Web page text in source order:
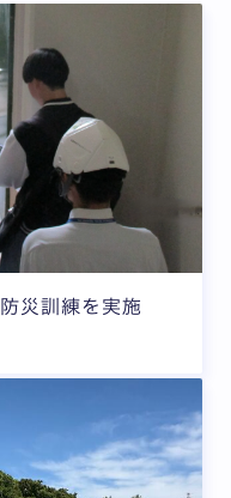
災訓練を実施